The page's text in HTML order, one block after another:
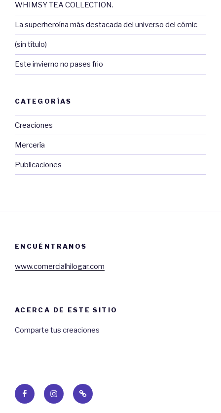
WHIMSY TEA COLLECTION.
La superheroína más destacada del universo del cómic
(sin título)
Este invierno no pases frio
CATEGORÍAS
Creaciones
Mercería
Publicaciones
ENCUÉNTRANOS
www.comercialhilogar.com
ACERCA DE ESTE SITIO
Comparte tus creaciones
FacebookInstagramWeb